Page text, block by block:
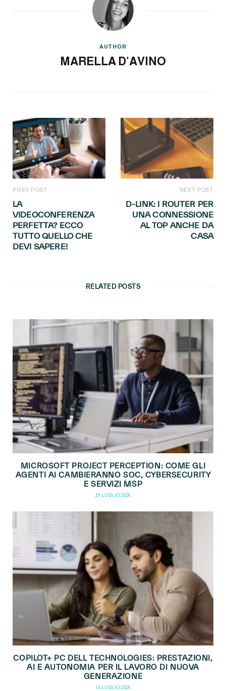
AUTHOR
MARELLA D'AVINO
PREV POST
LA
VIDEOCONFERENZA
PERFETTA? ECCO
TUTTO QUELLO CHE
DEVI SAPERE!
NEXT POST
D-LINK: I ROUTER PER
UNA CONNESSIONE
AL TOP ANCHE DA
CASA
RELATED POSTS
MICROSOFT PROJECT PERCEPTION: COME GLI
AGENTI AI CAMBIERANNO SOC, CYBERSECURITY
E SERVIZI MSP
29 LUGLIO 2026
COPILOT+ PC DELL TECHNOLOGIES: PRESTAZIONI,
AI E AUTONOMIA PER IL LAVORO DI NUOVA
GENERAZIONE
13 LUGLIO 2026